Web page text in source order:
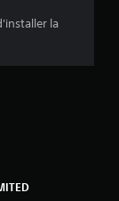
u
r
la